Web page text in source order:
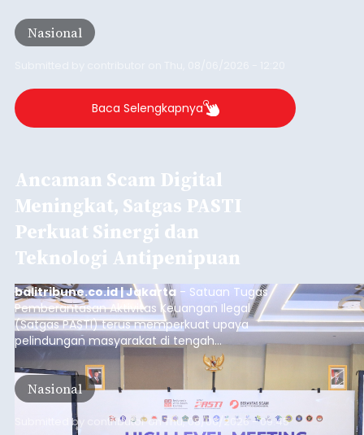
skala internasional di Distributed Systems
Laboratory, Okayama University, Jepang.
Nasional
Baca Selengkapnya
Ancaman Scam Digital
Meningkat, Satgas PASTI
Perkuat Sinergi dan
Teknologi Antipenipuan
balitribune.co.id | Jakarta - Satuan Tugas
Pemberantasan Aktivitas Keuangan Ilegal
(Satgas PASTI) terus memperkuat upaya
pelindungan masyarakat di tengah
meningkatnya ancaman penipuan digital yang
semakin kompleks.
Nasional
Submitted by contributoronThu, 08/06/2026 - 09:45